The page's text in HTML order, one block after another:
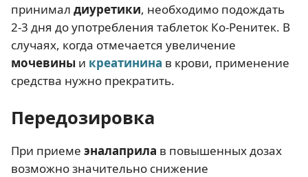
принимал диуретики, необходимо подождать
2-3 дня до употребления таблеток Ко-Ренитек. В
случаях, когда отмечается увеличение
мочевины и креатинина в крови, применение
средства нужно прекратить.
Передозировка
При приеме эналаприла в повышенных дозах
возможно значительно снижение